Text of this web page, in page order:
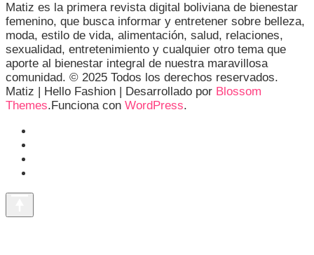
Matiz es la primera revista digital boliviana de bienestar
femenino, que busca informar y entretener sobre belleza,
moda, estilo de vida, alimentación, salud, relaciones,
sexualidad, entretenimiento y cualquier otro tema que
aporte al bienestar integral de nuestra maravillosa
comunidad. © 2025 Todos los derechos reservados.
Matiz |
Hello Fashion | Desarrollado por Blossom
Themes.Funciona con WordPress.